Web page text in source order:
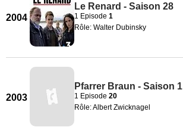
2004
Le Renard - Saison 28
1 Episode 1
Rôle: Walter Dubinsky
2003
Pfarrer Braun - Saison 1
1 Episode 20
Rôle: Albert Zwicknagel